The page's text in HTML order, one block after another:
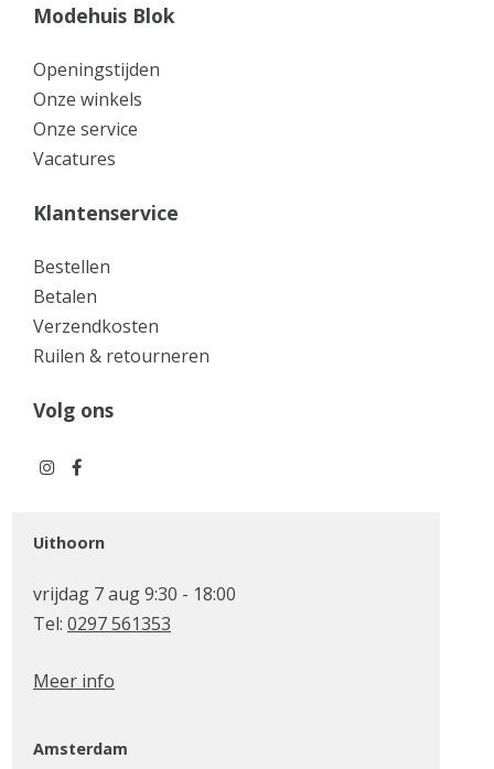
Modehuis Blok
Openingstijden
Onze winkels
Onze service
Vacatures
Klantenservice
Bestellen
Betalen
Verzendkosten
Ruilen & retourneren
Volg ons
Uithoorn
vrijdag 7 aug 9:30 - 18:00
Tel: 0297 561353
Meer info
Amsterdam